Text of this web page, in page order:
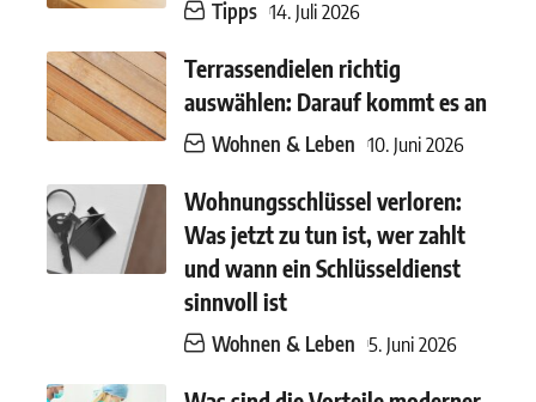
Tipps 14. Juli 2026
Terrassendielen richtig
auswählen: Darauf kommt es an
Wohnen & Leben 10. Juni 2026
Wohnungsschlüssel verloren:
Was jetzt zu tun ist, wer zahlt
und wann ein Schlüsseldienst
sinnvoll ist
Wohnen & Leben 5. Juni 2026